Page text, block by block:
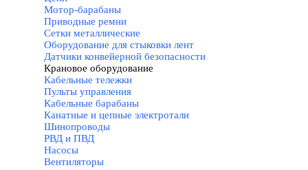
Мотор-барабаны
Приводные ремни
Сетки металлические
Оборудование для стыковки лент
Датчики конвейерной безопасности
Крановое оборудование
Кабельные тележки
Пульты управления
Кабельные барабаны
Канатные и цепные электротали
Шинопроводы
РВД и ПВД
Насосы
Вентиляторы